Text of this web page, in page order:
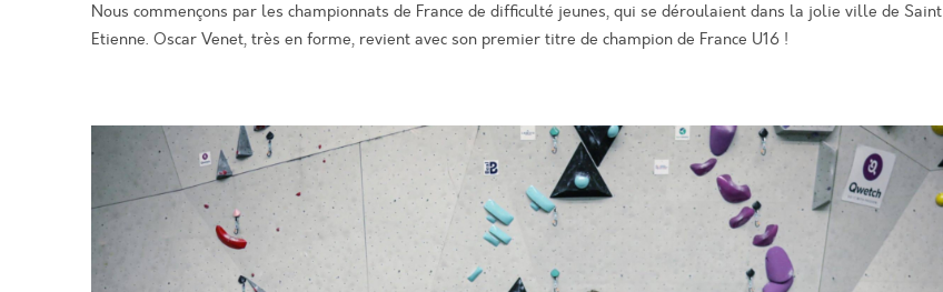
Nous commençons par les championnats de France de difficulté jeunes, qui se déroulaient dans la jolie ville de Saint
Etienne. Oscar Venet, très en forme, revient avec son premier titre de champion de France U16 !